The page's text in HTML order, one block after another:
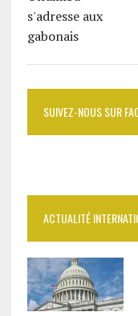
SUIVEZ-NOUS SUR
ACTUALITÉ